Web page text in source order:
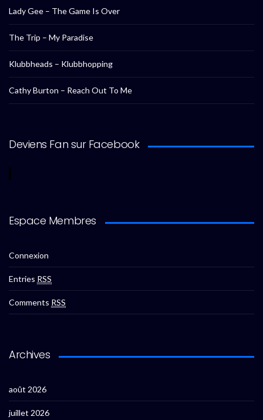
Lady Gee – The Game Is Over
The Trip – My Paradise
Klubbheads – Klubbhopping
Cathy Burton – Reach Out To Me
Deviens Fan sur Facebook
Espace Membres
Connexion
Entries RSS
Comments RSS
Archives
août 2026
juillet 2026